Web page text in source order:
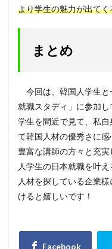
より学生の魅力が出て
まとめ
今回は、韓国人学生と
就職スタディ」に参加
学生を間近で見て、私
て韓国人材の優秀さに
豊富な講師の方々と充
人学生の日本就職を叶
人材を探している企業
けると嬉しいです！